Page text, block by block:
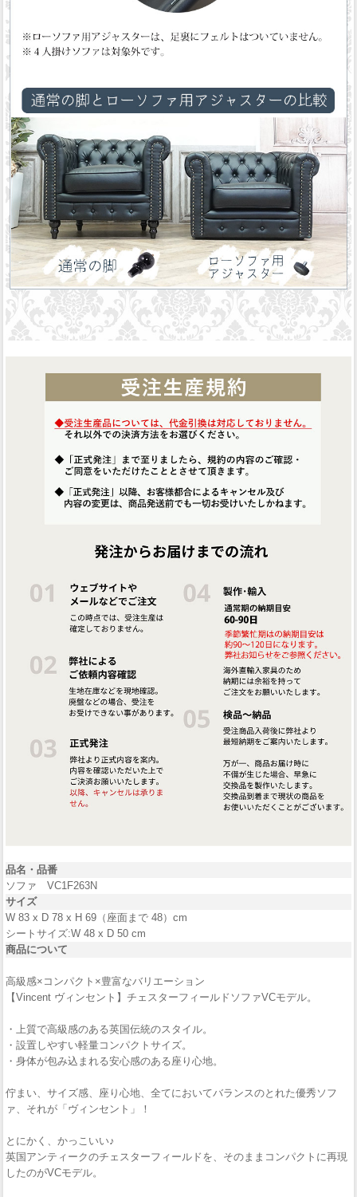
品名・品番
ソファ VC1F263N
サイズ
W 83 x D 78 x H 69（座面まで 48）cm
シートサイズ:W 48 x D 50 cm
商品について
高級感×コンパクト×豊富なバリエーション
【Vincent ヴィンセント】チェスターフィールドソファVCモデル。
・上質で高級感のある英国伝統のスタイル。
・設置しやすい軽量コンパクトサイズ。
・身体が包み込まれる安心感のある座り心地。
佇まい、サイズ感、座り心地、全てにおいてバランスのとれた優秀ソフ
ァ、それが「ヴィンセント」！
とにかく、かっこいい♪
英国アンティークのチェスターフィールドを、そのままコンパクトに再現
したのがVCモデル。